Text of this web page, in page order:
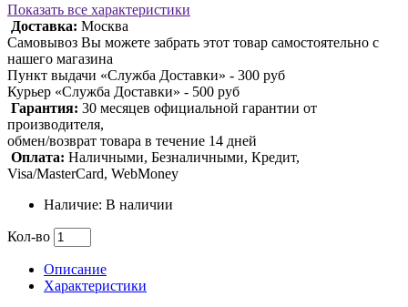
Показать все характеристики
Доставка: Москва
Самовывоз Вы можете забрать этот товар самостоятельно с
нашего магазина
Пункт выдачи «Служба Доставки» - 300 руб
Курьер «Служба Доставки» - 500 руб
Гарантия: 30 месяцев официальной гарантии от
производителя,
обмен/возврат товара в течение 14 дней
Оплата: Наличными, Безналичными, Кредит,
Visa/MasterCard, WebMoney
Наличие: В наличии
Кол-во
Описание
Характеристики